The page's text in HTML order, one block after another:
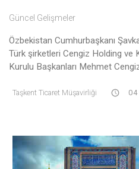
Güncel Gelişmeler
Özbekistan Cumhurbaşkanı
Türk şirketleri Cengiz Holding ve
Kurulu Başkanları Mehmet Cengiz
Taşkent Ticaret Müşavirliği